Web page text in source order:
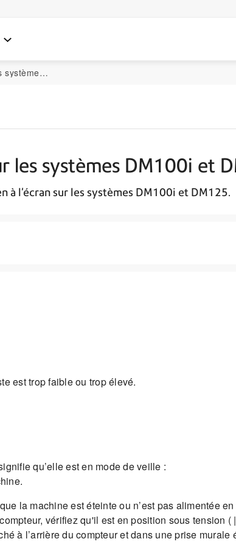
et DM125
les systèmes DM100i et
à l’écran sur les systèmes DM100i et DM125.
est trop faible ou trop élevé.
qu’elle est en mode de veille :
la machine est éteinte ou n’est pas alimentée
vérifiez qu'il est en position sous tension (
à l’arrière du compteur et dans une prise